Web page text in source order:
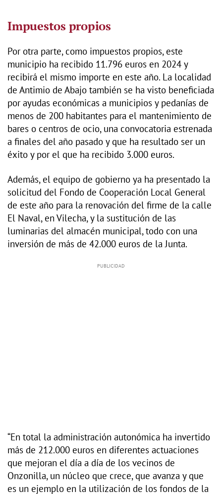
Impuestos propios
Por otra parte, como impuestos propios, este
municipio ha recibido 11.796 euros en 2024 y
recibirá el mismo importe en este año. La localidad
de Antimio de Abajo también se ha visto beneficiada
por ayudas económicas a municipios y pedanías de
menos de 200 habitantes para el mantenimiento de
bares o centros de ocio, una convocatoria estrenada
a finales del año pasado y que ha resultado ser un
éxito y por el que ha recibido 3.000 euros.
Además, el equipo de gobierno ya ha presentado la
solicitud del Fondo de Cooperación Local General
de este año para la renovación del firme de la calle
El Naval, en Vilecha, y la sustitución de las
luminarias del almacén municipal, todo con una
inversión de más de 42.000 euros de la Junta.
“En total la administración autonómica ha invertido
más de 212.000 euros en diferentes actuaciones
que mejoran el día a día de los vecinos de
Onzonilla, un núcleo que crece, que avanza y que
es un ejemplo en la utilización de los fondos de la